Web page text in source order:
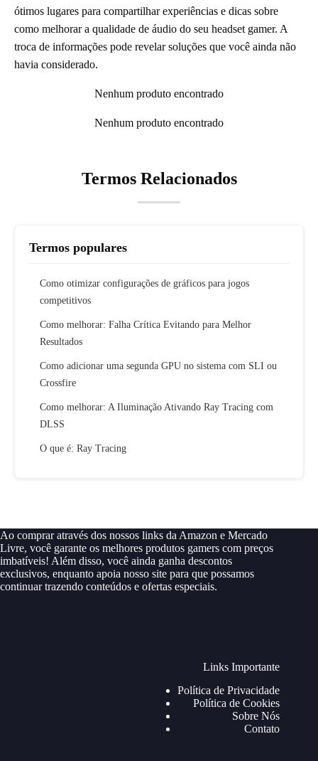
ótimos lugares para compartilhar experiências e dicas sobre
como melhorar a qualidade de áudio do seu headset gamer. A
troca de informações pode revelar soluções que você ainda não
havia considerado.
Nenhum produto encontrado
Nenhum produto encontrado
Termos Relacionados
Termos populares
Como otimizar configurações de gráficos para jogos
competitivos
Como melhorar: Falha Crítica Evitando para Melhor
Resultados
Como adicionar uma segunda GPU no sistema com SLI ou
Crossfire
Como melhorar: A Iluminação Ativando Ray Tracing com
DLSS
O que é: Ray Tracing
Ao comprar através dos nossos links da Amazon e Mercado
Livre, você garante os melhores produtos gamers com preços
imbatíveis! Além disso, você ainda ganha descontos
exclusivos, enquanto apoia nosso site para que possamos
continuar trazendo conteúdos e ofertas especiais.
Links Importante
Política de Privacidade
Política de Cookies
Sobre Nós
Contato